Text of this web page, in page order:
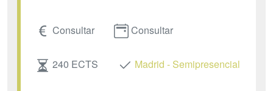
Consultar Consultar
240 ECTS Madrid - Semipresencial